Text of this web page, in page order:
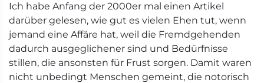
Ich habe Anfang der 2000er mal einen Artikel
darüber gelesen, wie gut es vielen Ehen tut, wenn
jemand eine Affäre hat, weil die Fremdgehenden
dadurch ausgeglichener sind und Bedürfnisse
stillen, die ansonsten für Frust sorgen. Damit waren
nicht unbedingt Menschen gemeint, die notorisch